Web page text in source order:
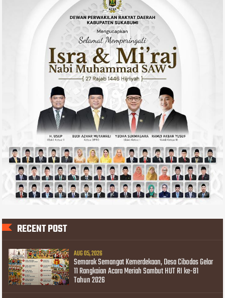
RECENT POST
AUG 05, 2026
Semarak Semangat Kemerdekaan, Desa Cibodas Gelar
11 Rangkaian Acara Meriah Sambut HUT RI ke-81
Tahun 2026